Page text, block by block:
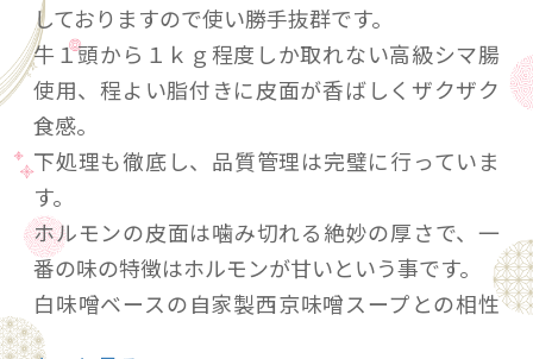
しておりますので使い勝手抜群です。
牛１頭から１ｋｇ程度しか取れない高級シマ腸
使用、程よい脂付きに皮面が香ばしくザクザク
食感。
下処理も徹底し、品質管理は完璧に行っていま
す。
ホルモンの皮面は噛み切れる絶妙の厚さで、一
番の味の特徴はホルモンが甘いという事です。
白味噌ベースの自家製西京味噌スープとの相性
抜群！